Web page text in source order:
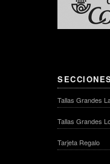
Tallas Grandes
Tallas Grandes
Tarjeta Regalo